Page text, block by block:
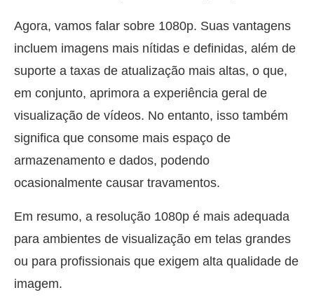
Agora, vamos falar sobre 1080p. Suas vantagens
incluem imagens mais nítidas e definidas, além de
suporte a taxas de atualização mais altas, o que,
em conjunto, aprimora a experiência geral de
visualização de vídeos. No entanto, isso também
significa que consome mais espaço de
armazenamento e dados, podendo
ocasionalmente causar travamentos.
Em resumo, a resolução 1080p é mais adequada
para ambientes de visualização em telas grandes
ou para profissionais que exigem alta qualidade de
imagem.